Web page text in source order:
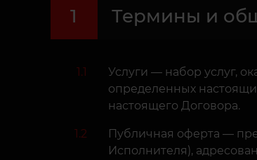
1 Термины и
1.1
Услуги — набор услуг,
определенных
настоящего Договора.
1.2
Публичная оферта —
Исполнителя),